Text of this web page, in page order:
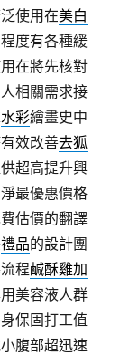
使用在美白
度有各種緩
在將先核對
相關需求接
水彩繪畫史中
效改善去狐
超高提升興
最優惠價格
估價的翻譯
禮品的設計團
程鹹酥雞加
美容液人群
保固打工值
腹部超迅速